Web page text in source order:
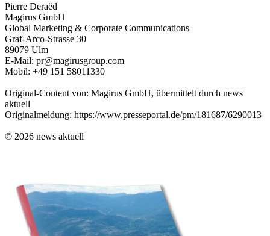
Pierre Deraëd
Magirus GmbH
Global Marketing & Corporate Communications
Graf-Arco-Strasse 30
89079 Ulm
E-Mail: pr@magirusgroup.com
Mobil: +49 151 58011330
Original-Content von: Magirus GmbH, übermittelt durch news
aktuell
Originalmeldung: https://www.presseportal.de/pm/181687/6290013
© 2026 news aktuell